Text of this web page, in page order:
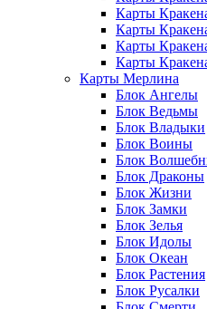
Карты
Карты
Карты
Карты
Карты Мерлина
Блок Ангелы
Блок Ведьмы
Блок Владыки
Блок Воины
Блок
Блок Драконы
Блок Жизни
Блок Замки
Блок Зелья
Блок Идолы
Блок Океан
Блок Растения
Блок Русалки